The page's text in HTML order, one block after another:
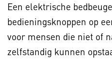
Een elektrische
bedieningsknoppen op
voor mensen die niet of
zelfstandig kunnen